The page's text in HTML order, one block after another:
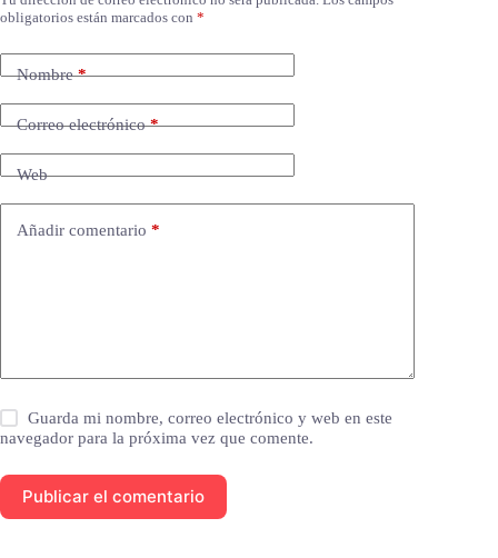
obligatorios están marcados con *
Nombre*
Correo electrónico*
Web
Añadir comentario *
Guarda mi nombre, correo electrónico y web en este
navegador para la próxima vez que comente.
Publicar el comentario